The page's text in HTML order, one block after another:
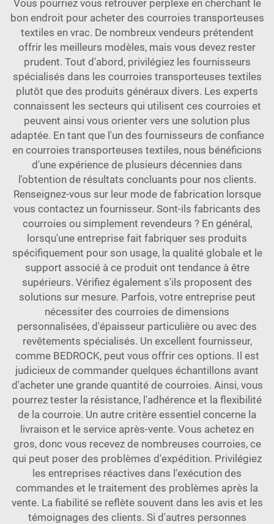
Vous pourriez vous retrouver perplexe en cherchant le
bon endroit pour acheter des courroies transporteuses
textiles en vrac. De nombreux vendeurs prétendent
offrir les meilleurs modèles, mais vous devez rester
prudent. Tout d'abord, privilégiez les fournisseurs
spécialisés dans les courroies transporteuses textiles
plutôt que des produits généraux divers. Les experts
connaissent les secteurs qui utilisent ces courroies et
peuvent ainsi vous orienter vers une solution plus
adaptée. En tant que l'un des fournisseurs de confiance
en courroies transporteuses textiles, nous bénéficions
d'une expérience de plusieurs décennies dans
l'obtention de résultats concluants pour nos clients.
Renseignez-vous sur leur mode de fabrication lorsque
vous contactez un fournisseur. Sont-ils fabricants des
courroies ou simplement revendeurs ? En général,
lorsqu'une entreprise fait fabriquer ses produits
spécifiquement pour son usage, la qualité globale et le
support associé à ce produit ont tendance à être
supérieurs. Vérifiez également s'ils proposent des
solutions sur mesure. Parfois, votre entreprise peut
nécessiter des courroies de dimensions
personnalisées, d'épaisseur particulière ou avec des
revêtements spécialisés. Un excellent fournisseur,
comme BEDROCK, peut vous offrir ces options. Il est
judicieux de commander quelques échantillons avant
d'acheter une grande quantité de courroies. Ainsi, vous
pourrez tester la résistance, l'adhérence et la flexibilité
de la courroie. Un autre critère essentiel concerne la
livraison et le service après-vente. Vous achetez en
gros, donc vous recevez de nombreuses courroies, ce
qui peut poser des problèmes d'expédition. Privilégiez
les entreprises réactives dans l'exécution des
commandes et le traitement des problèmes après la
vente. La fiabilité se reflète souvent dans les avis et les
témoignages des clients. Si d'autres personnes